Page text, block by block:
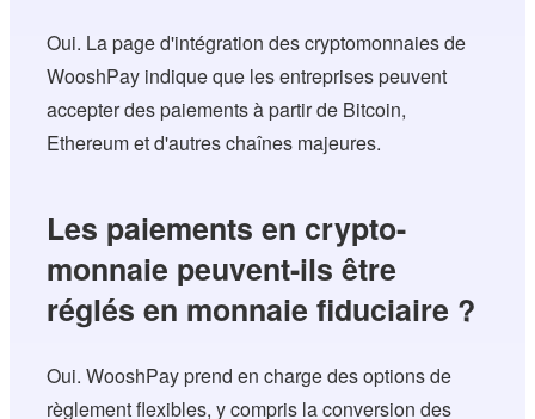
Oui. La page d'intégration des cryptomonnaies de
WooshPay indique que les entreprises peuvent
accepter des paiements à partir de Bitcoin,
Ethereum et d'autres chaînes majeures.
Les paiements en crypto-
monnaie peuvent-ils être
réglés en monnaie fiduciaire ?
Oui. WooshPay prend en charge des options de
règlement flexibles, y compris la conversion des